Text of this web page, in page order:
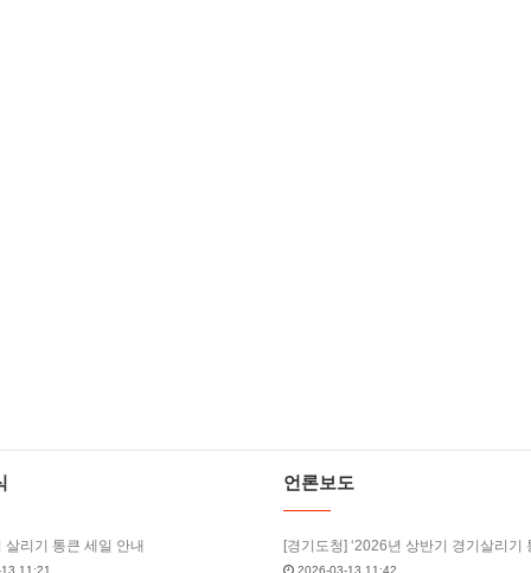
살리기 통큰 세일 안내
11:21
언론보도
2026-03-13 11:42